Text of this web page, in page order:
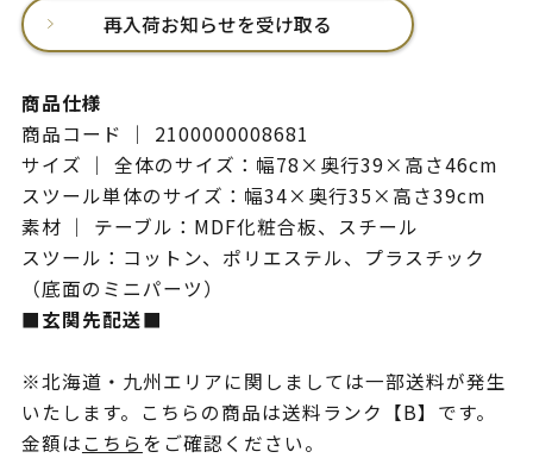
再入荷お知らせを受け取る
商品仕様
商品コード ｜ 2100000008681
サイズ ｜ 全体のサイズ：幅78×奥行39×高さ46cm
スツール単体のサイズ：幅34×奥行35×高さ39cm
素材 ｜ テーブル：MDF化粧合板、スチール
スツール：コットン、ポリエステル、プラスチック
（底面のミニパーツ）
■玄関先配送■
※北海道・九州エリアに関しましては一部送料が発生
いたします。こちらの商品は送料ランク【B】です。
金額はこちらをご確認ください。